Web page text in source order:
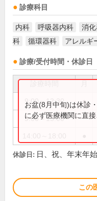
診療科目
内科 呼吸器内科 消
科
循環器科 アレルギ
診療/受付時間・休診日
9:00～12:30 ●
9:00～13:00
お盆(8月中旬)は休診
に必ず医療機関に直接
休診日: 日、祝、年末年始
この